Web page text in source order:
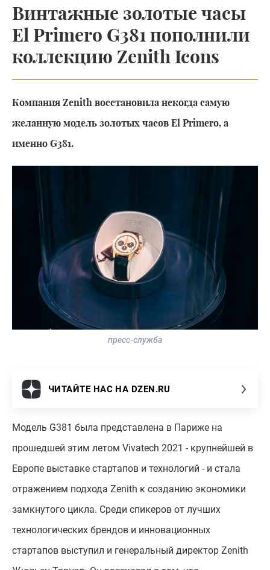
Винтажные золотые часы
El Primero G381 пополнили
коллекцию Zenith Icons
Компания Zenith восстановила некогда самую
желанную модель золотых часов El Primero, а
именно G381.
пресс-служба
ЧИТАЙТЕ НАС НА DZEN.RU
Модель G381 была представлена в Париже на
прошедшей этим летом Vivatech 2021 - крупнейшей в
Европе выставке стартапов и технологий - и стала
отражением подхода Zenith к созданию экономики
замкнутого цикла. Среди спикеров от лучших
технологических брендов и инновационных
стартапов выступил и генеральный директор Zenith